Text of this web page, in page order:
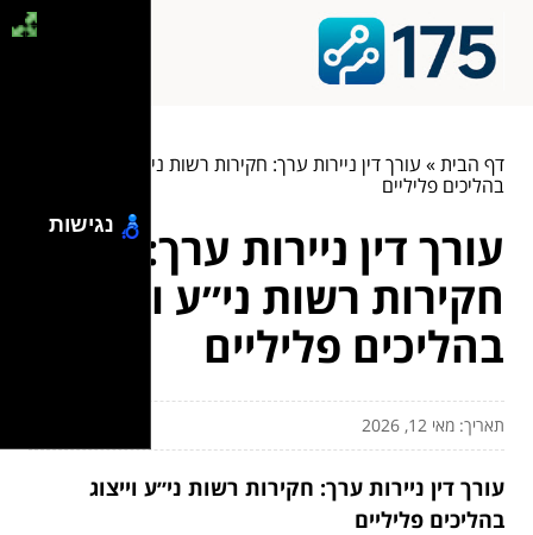
דף הבית» עורך דין ניירות ערך: חקירות רשות ני״ע וייצוג
בהליכים פליליים
עורך דין ניירות ערך:
חקירות רשות ני״ע וייצוג
בהליכים פליליים
תאריך: מאי 12, 2026
עורך דין ניירות ערך: חקירות רשות ני״ע וייצוג
בהליכים פליליים
נגישות